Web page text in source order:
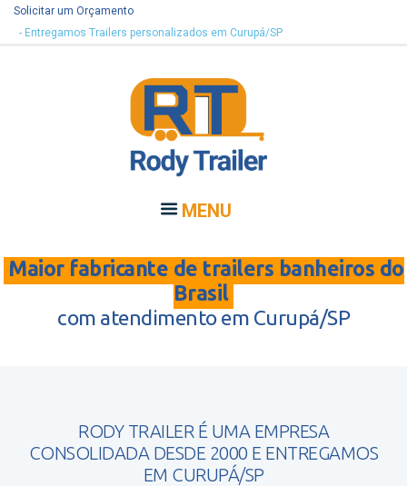
Solicitar um Orçamento
- Entregamos Trailers personalizados em Curupá/SP
MENU
Maior fabricante de trailers banheiros do
Brasil
com atendimento em Curupá/SP
RODY TRAILER É UMA EMPRESA
CONSOLIDADA DESDE 2000 E ENTREGAMOS
EM CURUPÁ/SP